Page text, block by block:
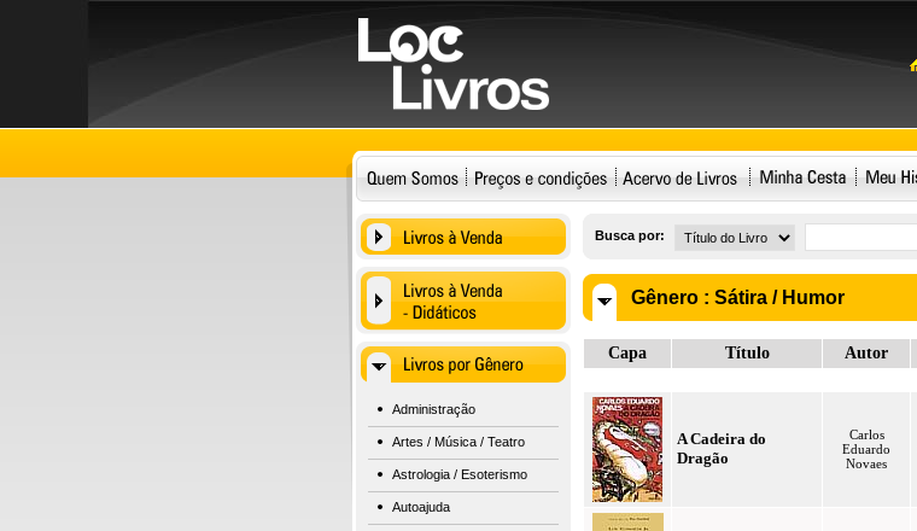
Administração
Artes / Música / Teatro
Astrologia / Esoterismo
Autoajuda
Busca por:
Gênero : Sátira / Humor
Capa Título Autor
A Cadeira do
Dragão
Carlos
Eduardo
Novaes